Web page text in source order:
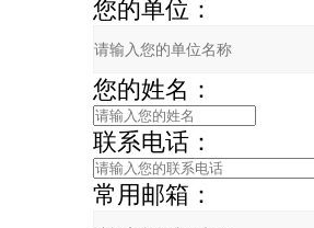
您的单位：
您的姓名：
联系电话：
常用邮箱：